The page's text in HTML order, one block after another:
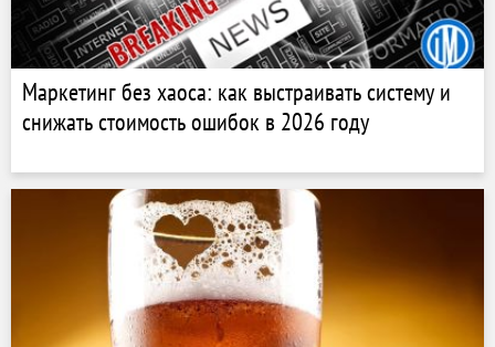
Маркетинг без хаоса: как выстраивать систему и
снижать стоимость ошибок в 2026 году